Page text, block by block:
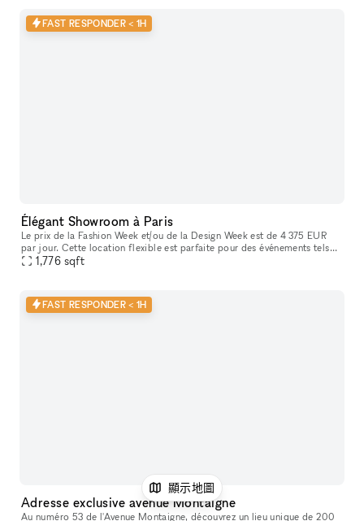
FAST RESPONDER < 1H
Élégant Showroom à Paris
Le prix de la Fashion Week et/ou de la Design Week est de 4 375 EUR
par jour. Cette location flexible est parfaite pour des événements tels
que des expositions d'art, offrant des services supplémenta
1,776 sqft
FAST RESPONDER < 1H
Adresse exclusive avenue Montaigne
Au numéro 53 de l'Avenue Montaigne, découvrez un lieu unique de 200
顯示地圖